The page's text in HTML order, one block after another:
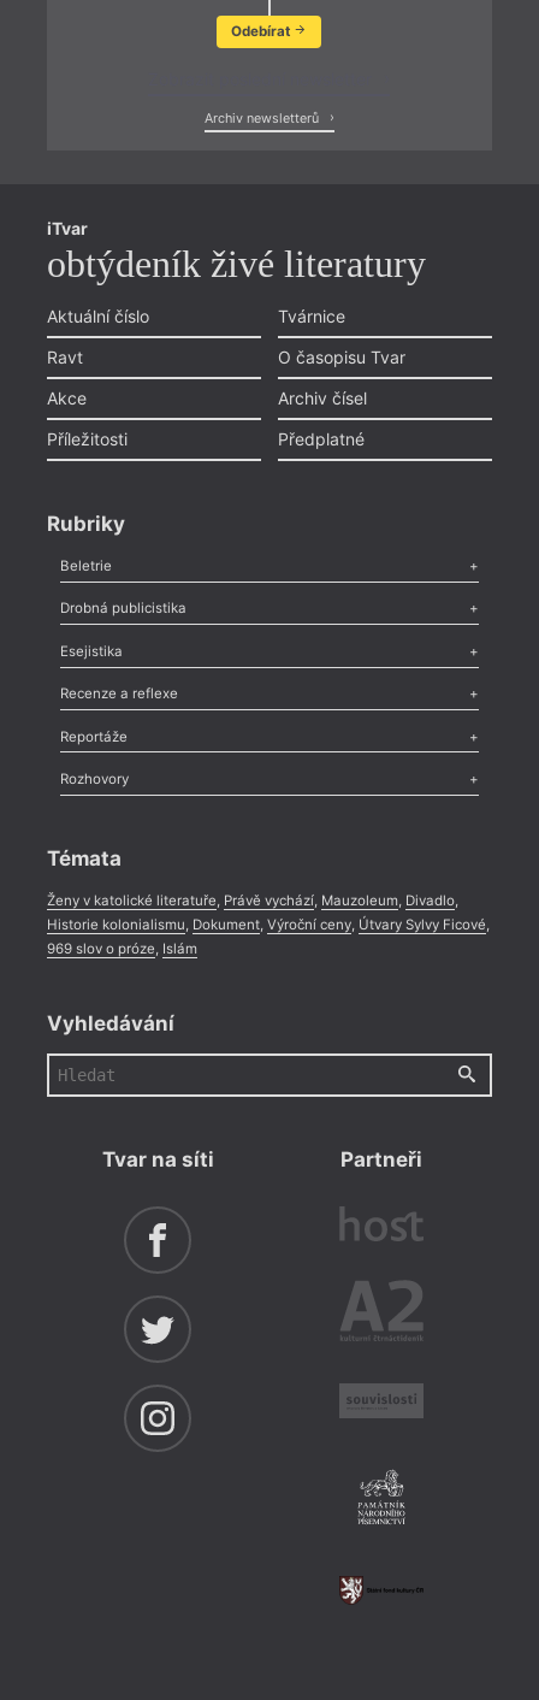
Odebírat
Archiv newsletterů
iTvar
obtýdeník živé literatury
Aktuální číslo
Ravt
Akce
Příležitosti
Tvárnice
O časopisu Tvar
Archiv čísel
Předplatné
Rubriky
Beletrie
Poezie,Próza,Dokumenty
Drobná publicistika
Odlesk
Nekrolog,Glosa,Sloupek,Pozvánka,Literární soutěž,
Esejistika
Esej , Pádlo,Úvaha
Recenze a reflexe
Recenze
Méně slov o próze,Celá rubrika
Reportáže
Literární zítřky
Celá rubrika
Rozhovory
Témata
Ženy v katolické literatuře, Právě vychází, Mauzoleum, Divadlo,
Historie kolonialismu, Dokument, Výroční ceny, Útvary Sylvy Ficové,
969 slov o próze, Islám
Vyhledávání
Tvar na síti Partneři